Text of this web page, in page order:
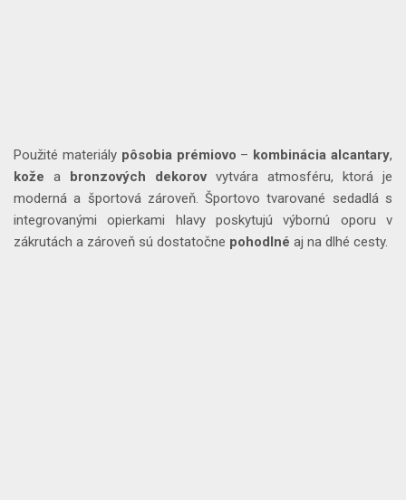
Použité materiály pôsobia prémiovo – kombinácia alcantary,
kože a bronzových dekorovvytvára atmosféru, ktorá je
moderná a športová zároveň. Športovo tvarované sedadlá s
integrovanými opierkami hlavy poskytujú výbornú oporu v
zákrutách a zároveň sú dostatočne pohodlné aj na dlhé cesty.